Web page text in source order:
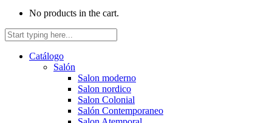
No products in the cart.
Catálogo
Salón
Salon moderno
Salon nordico
Salon Colonial
Salón Contemporaneo